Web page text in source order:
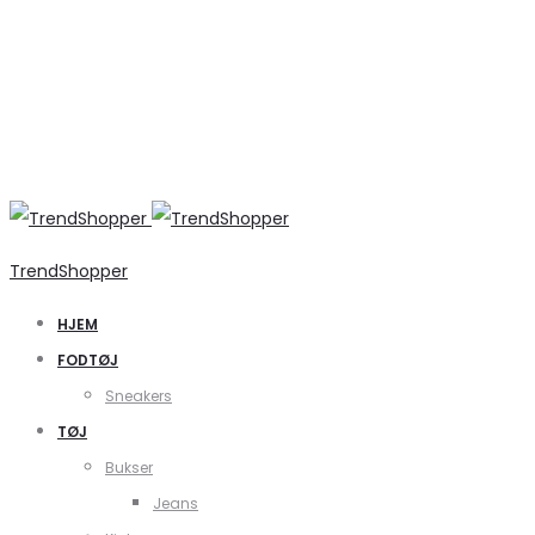
TrendShopper
HJEM
FODTØJ
Sneakers
TØJ
Bukser
Jeans